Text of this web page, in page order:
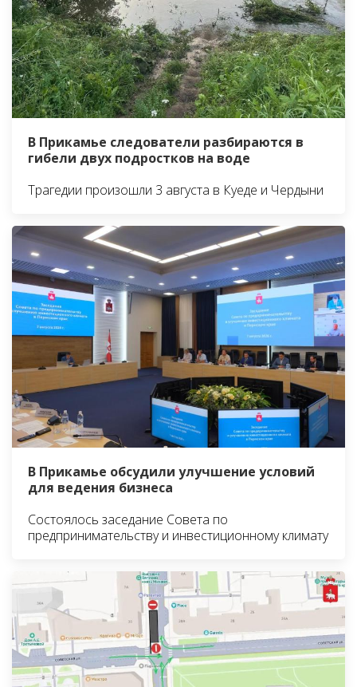
В Прикамье следователи разбираются в
гибели двух подростков на воде
Трагедии произошли 3 августа в Куеде и Чердыни
В Прикамье обсудили улучшение условий
для ведения бизнеса
Состоялось заседание Совета по
предпринимательству и инвестиционному климату